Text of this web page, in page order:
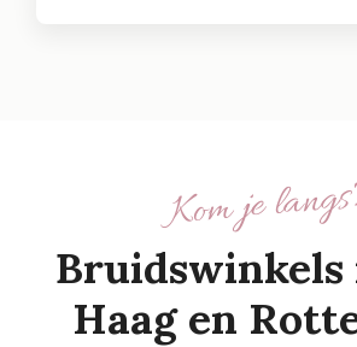
Kom je
Bruidswinkels
Haag en